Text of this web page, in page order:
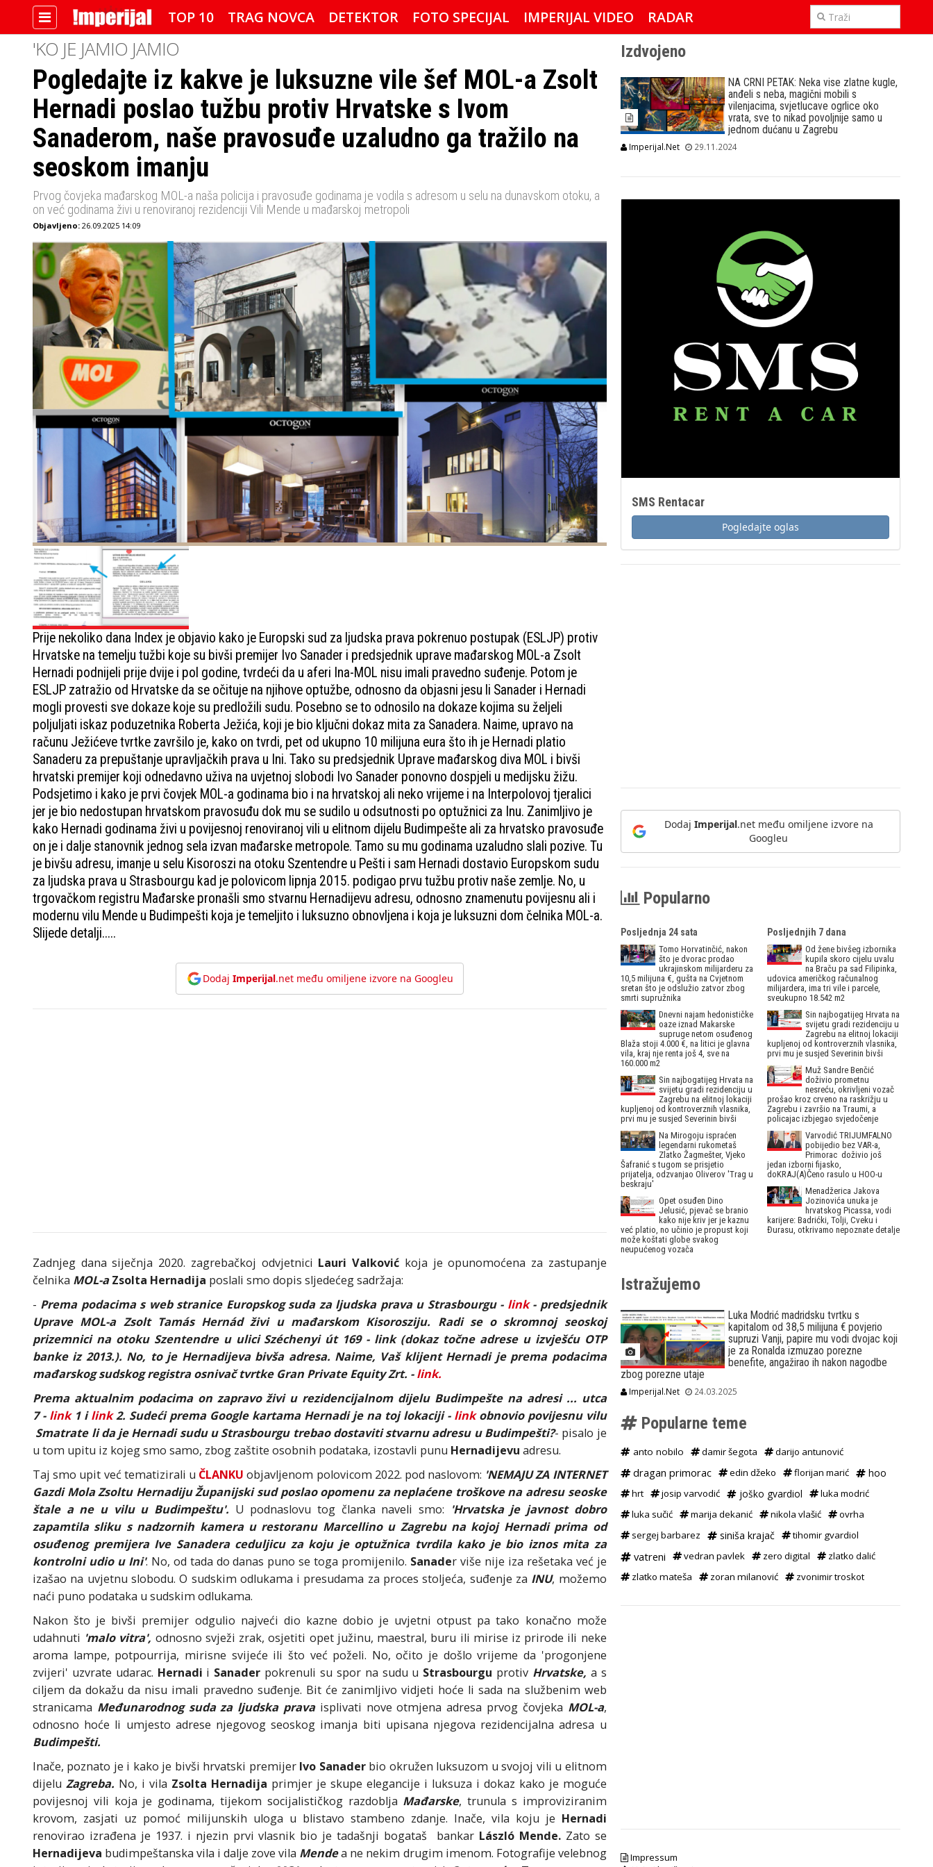
TOP 10 TRAG NOVCA DETEKTOR FOTO SPECIJAL IMPERIJAL VIDEO
RADAR
IMPERIJALOVE POZNATE FACE
'KO JE JAMIO JAMIO
Pogledajte iz kakve je luksuzne vile šef MOL-a Zsolt
Hernadi poslao tužbu protiv Hrvatske s Ivom
Sanaderom, naše pravosuđe uzaludno ga tražilo na
seoskom imanju
Prvog čovjeka mađarskog MOL-a naša policija i pravosuđe godinama je vodila s adresom u selu na dunavskom otoku, a
on već godinama živi u renoviranoj rezidenciji Vili Mende u mađarskoj metropoli
Objavljeno: 26.09.2025 14:09
Prije nekoliko dana Index je objavio kako je Europski sud za ljudska prava pokrenuo postupak (ESLJP) protiv
Hrvatske na temelju tužbi koje su bivši premijer Ivo Sanader i predsjednik uprave mađarskog MOL-a Zsolt
Hernadi podnijeli prije dvije i pol godine, tvrdeći da u aferi Ina-MOL nisu imali pravedno suđenje. Potom je
ESLJP zatražio od Hrvatske da se očituje na njihove optužbe, odnosno da objasni jesu li Sanader i Hernadi
mogli provesti sve dokaze koje su predložili sudu. Posebno se to odnosilo na dokaze kojima su željeli
poljuljati iskaz poduzetnika Roberta Ježića, koji je bio ključni dokaz mita za Sanadera. Naime, upravo na
računu Ježićeve tvrtke završilo je, kako on tvrdi, pet od ukupno 10 milijuna eura što ih je Hernadi platio
Sanaderu za prepuštanje upravljačkih prava u Ini. Tako su predsjednik Uprave mađarskog diva MOL i bivši
hrvatski premijer koji odnedavno uživa na uvjetnoj slobodi Ivo Sanader ponovno dospjeli u medijsku žižu.
Podsjetimo i kako je prvi čovjek MOL-a godinama bio i na hrvatskoj ali neko vrijeme i na Interpolovoj tjeralici
jer je bio nedostupan hrvatskom pravosuđu dok mu se sudilo u odsutnosti po optužnici za Inu. Zanimljivo je
kako Hernadi godinama živi u povijesnoj renoviranoj vili u elitnom dijelu Budimpešte ali za hrvatsko pravosuđe
on je i dalje stanovnik jednog sela izvan mađarske metropole. Tamo su mu godinama uzaludno slali pozive. Tu
je bivšu adresu, imanje u selu Kisoroszi na otoku Szentendre u Pešti i sam Hernadi dostavio Europskom sudu
za ljudska prava u Strasbourgu kad je polovicom lipnja 2015. podigao prvu tužbu protiv naše zemlje. No, u
trgovačkom registru Mađarske pronašli smo stvarnu Hernadijevu adresu, odnosno znamenutu povijesnu ali i
modernu vilu Mende u Budimpešti koja je temeljito i luksuzno obnovljena i koja je luksuzni dom čelnika MOL-a.
Slijede detalji.....
Dodaj Imperijal.net među omiljene izvore na Googleu
Zadnjeg dana siječnja 2020. zagrebačkoj odvjetnici Lauri Valković koja je opunomoćena za zastupanje
čelnika MOL-a Zsolta Hernadija poslali smo dopis sljedećeg sadržaja:
- Prema podacima s web stranice Europskog suda za ljudska prava u Strasbourgu - link- predsjednik
Uprave MOL-a Zsolt Tamás Hernád živi u mađarskom Kisorosziju. Radi se o skromnoj seoskoj
prizemnici na otoku Szentendre u ulici Széchenyi út 169 - link (dokaz točne adrese u izvješću OTP
banke iz 2013.). No, to je Hernadijeva bivša adresa. Naime, Vaš klijent Hernadi je prema podacima
mađarskog sudskog registra osnivač tvrtke Gran Private Equity Zrt. -link.
Prema aktualnim podacima on zapravo živi u rezidencijalnom dijelu Budimpešte na adresi ... utca
7 - link1 ilink2. Sudeći prema Google kartama Hernadi je na toj lokaciji - linkobnovio povijesnu vilu
Smatrate li da je Hernadi sudu u Strasbourgu trebao dostaviti stvarnu adresu u Budimpešti?- pisalo je
u tom upitu iz kojeg smo samo, zbog zaštite osobnih podataka, izostavli punu Hernadijevu adresu.
Taj smo upit već tematizirali u ČLANKUobjavljenom polovicom 2022. pod naslovom: 'NEMAJU ZA INTERNET
Gazdi Mola Zsoltu Hernadiju Županijski sud poslao opomenu za neplaćene troškove na adresu seoske
štale a ne u vilu u Budimpeštu'. U podnaslovu tog članka naveli smo: 'Hrvatska je javnost dobro
zapamtila sliku s nadzornih kamera u restoranu Marcellino u Zagrebu na kojoj Hernadi prima od
osuđenog premijera Ive Sanadera ceduljicu za koju je optužnica tvrdila kako je bio iznos mita za
kontrolni udio u Ini'. No, od tada do danas puno se toga promijenilo. Sanader više nije iza rešetaka već je
izašao na uvjetnu slobodu. O sudskim odlukama i presudama za proces stoljeća, suđenje za INU, možemo
naći puno podataka u sudskim odlukama.
Nakon što je bivši premijer odgulio najveći dio kazne dobio je uvjetni otpust pa tako konačno može
udahnuti 'malo vitra', odnosno svježi zrak, osjetiti opet južinu, maestral, buru ili mirise iz prirode ili neke
aroma lampe, potpourrija, mirisne svijeće ili što već poželi. No, očito je došlo vrijeme da 'progonjene
zvijeri' uzvrate udarac. Hernadi i Sanader pokrenuli su spor na sudu u Strasbourgu protiv Hrvatske, a s
ciljem da dokažu da nisu imali pravedno suđenje. Bit će zanimljivo vidjeti hoće li sada na službenim web
stranicama Međunarodnog suda za ljudska pravaisplivati nove otmjena adresa prvog čovjeka MOL-a,
odnosno hoće li umjesto adrese njegovog seoskog imanja biti upisana njegova rezidencijalna adresa u
Budimpešti.
Inače, poznato je i kako je bivši hrvatski premijer Ivo Sanader bio okružen luksuzom u svojoj vili u elitnom
dijelu Zagreba. No, i vila Zsolta Hernadija primjer je skupe elegancije i luksuza i dokaz kako je moguće
povijesnoj vili koja je godinama, tijekom socijalističkog razdoblja Mađarske, trunula s improviziranim
krovom, zasjati uz pomoć milijunskih uloga u blistavo stambeno zdanje. Inače, vila koju je Hernadi
renovirao izrađena je 1937. i njezin prvi vlasnik bio je tadašnji bogataš bankar László Mende.Zato se
Hernadijeva budimpeštanska vila i dalje zove vila Mendea ne nekim drugim imenom. Fotografije velebnog
Izdvojeno
NA CRNI PETAK: Neka vise zlatne kugle,
anđeli s neba, magični mobili s
vilenjacima, svjetlucave ogrlice oko
vrata, sve to nikad povoljnije samo u
jednom dućanu u Zagrebu
Imperijal.Net 29.11.2024
SMS Rentacar
Pogledajte oglas
Dodaj Imperijal.net među omiljene izvore na
Googleu
Popularno
Posljednja 24 sata
Tomo Horvatinčić, nakon
što je dvorac prodao
ukrajinskom milijarderu za
10,5 milijuna €, gušta na Cvjetnom
sretan što je odslužio zatvor zbog
smrti supružnika
Dnevni najam hedonističke
oaze iznad Makarske
supruge netom osuđenog
Blaža stoji 4.000 €, na litici je glavna
vila, kraj nje renta još 4, sve na
160.000 m2
Sin najbogatijeg Hrvata na
svijetu gradi rezidenciju u
Zagrebu na elitnoj lokaciji
kupljenoj od kontroverznih vlasnika,
prvi mu je susjed Severinin bivši
Na Mirogoju ispraćen
legendarni rukometaš
Zlatko Žagmešter, Vjeko
Šafranić s tugom se prisjetio
prijatelja, odzvanjao Oliverov 'Trag u
beskraju'
Opet osuđen Dino
Jelusić, pjevač se branio
kako nije kriv jer je kaznu
već platio, no učinio je propust koji
može koštati globe svakog
neupućenog vozača
Posljednjih 7 dana
Od žene bivšeg izbornika
kupila skoro cijelu uvalu
na Braču pa sad Filipinka,
udovica američkog računalnog
milijardera, ima tri vile i parcele,
sveukupno 18.542 m2
Sin najbogatijeg Hrvata na
svijetu gradi rezidenciju u
Zagrebu na elitnoj lokaciji
kupljenoj od kontroverznih vlasnika,
prvi mu je susjed Severinin bivši
Muž Sandre Benčić
doživio prometnu
nesreću, okrivljeni vozač
prošao kroz crveno na raskrižju u
Zagrebu i završio na Traumi, a
policajac izbjegao svjedočenje
Varvodić TRIJUMFALNO
pobijedio bez VAR-a,
Primorac doživio još
jedan izborni fijasko,
doKRAJ(A)Čeno rasulo u HOO-u
Menadžerica Jakova
Jozinovića unuka je
hrvatskog Picassa, vodi
karijere: Badrićki, Tolji, Cveku i
Đurasu, otkrivamo nepoznate detalje
Istražujemo
Luka Modrić madridsku tvrtku s
kapitalom od 38,5 milijuna € povjerio
supruzi Vanji, papire mu vodi dvojac koji
je za Ronalda izmuzao porezne
benefite, angažirao ih nakon nagodbe
zbog porezne utaje
Imperijal.Net 24.03.2025
Popularne teme
anto nobilo damir šegota darijo antunović
dragan primorac edin džeko florijan marić hoo
hrt josip varvodić joško gvardiol
luka modrić
luka sučić
marija dekanić nikola vlašić
ovrha
sergej barbarez
siniša krajač tihomir gvardiol
vatreni vedran pavlek zero digital
zlatko dalić
zlatko mateša
zoran milanović zvonimir troskot
Impressum